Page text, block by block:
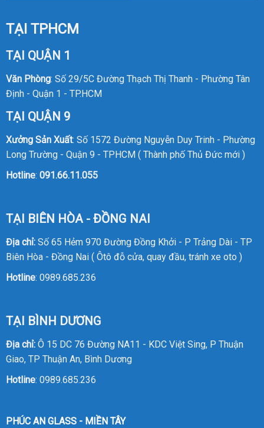
TẠI TPHCM
TẠI QUẬN 1
Văn Phòng: Số 29/5C Đường Thạch Thị Thanh - Phường Tân
Định - Quận 1 - TP.HCM
TẠI QUẬN 9
Xưởng Sản Xuất: Số 1572 Đường Nguyễn Duy Trinh - Phường
Long Trường - Quận 9 - TPHCM ( Thành phố Thủ Đức mới )
Hotline: 091.66.11.055
TẠI BIÊN HÒA - ĐỒNG NAI
Địa chỉ:Số 65 Hẻm 970 Đường Đồng Khởi - P Trảng Dài - TP
Biên Hòa - Đồng Nai ( Ôtô đỗ cửa, quay đầu, tránh xe oto )
Hotline: 0989.685.236
TẠI BÌNH DƯƠNG
Địa chỉ:Ô 15 DC 76 Đường NA11 - KDC Việt Sing, P Thuận
Giao, TP Thuận An, Bình Dương
Hotline: 0989.685.236
PHÚC AN GLASS - MIỀN TÂY